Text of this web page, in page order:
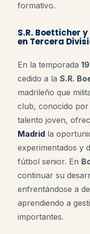
formativo.
S.R. Boetticher
en Tercera
En la temporada
cedido a la S.R.
madrileño que
club, conocido
talento joven,
Madrid la
experimentados y
fútbol senior. En
continuar su
enfrentándose a
aprendiendo a
importantes.